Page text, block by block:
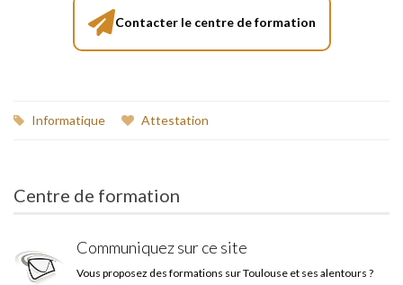
Contacter le centre de formation
Informatique Attestation
Centre de formation
Communiquez sur ce site
Vous proposez des formations sur Toulouse et ses alentours ?